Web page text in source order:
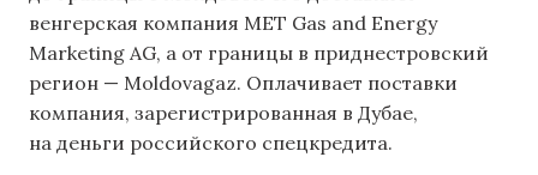
венгерская компания MET Gas and Energy
Marketing AG, а от границы в приднестровский
регион — Moldovagaz. Оплачивает поставки
компания, зарегистрированная в Дубае,
на деньги российского спецкредита.